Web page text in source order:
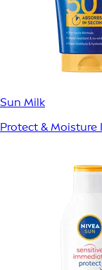
Sun Milk
Protect & Moisture